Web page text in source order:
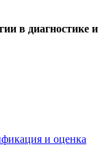
в диагностике и
и оценка